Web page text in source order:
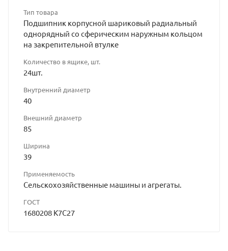
Тип товара
Подшипник корпусной шариковый радиальный
однорядный со сферическим наружным кольцом
на закрепительной втулке
Количество в ящике, шт.
24шт.
Внутренний диаметр
40
Внешний диаметр
85
Ширина
39
Применяемость
Сельскохозяйственные машины и агрегаты.
ГОСТ
1680208 К7С27